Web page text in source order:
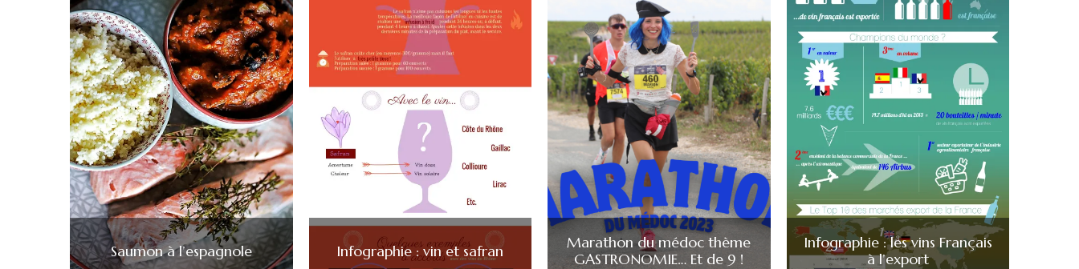
Saumon à l’espagnole Infographie : vin et safran
Marathon du médoc thème
GASTRONOMIE… Et de 9 !
Infographie : les vins Français
à l’export